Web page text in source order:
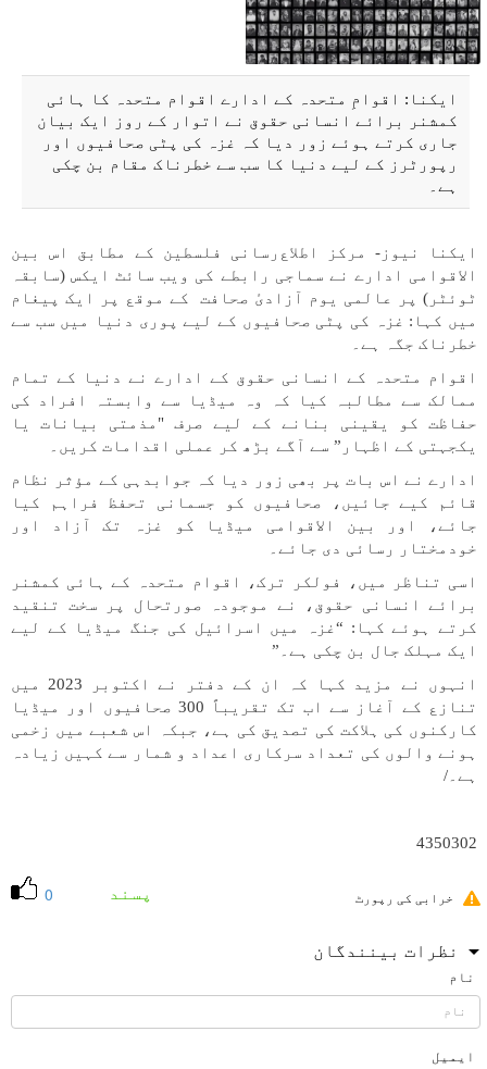
ایکنا: اقوامِ متحدہ کے ادارے اقوام متحدہ کا ہائی
کمشنر برائے انسانی حقوق نے اتوار کے روز ایک بیان
جاری کرتے ہوئے زور دیا کہ غزہ کی پٹی صحافیوں اور
رپورٹرز کے لیے دنیا کا سب سے خطرناک مقام بن چکی
ہے۔
ایکنا نیوز- مرکز اطلاع‌رسانی فلسطین کے مطابق اس بین
الاقوامی ادارے نے سماجی رابطے کی ویب سائٹ ایکس (سابقہ
ٹوئٹر) پر عالمی یوم آزادیٔ صحافت کے موقع پر ایک پیغام
میں کہا: غزہ کی پٹی صحافیوں کے لیے پوری دنیا میں سب سے
خطرناک جگہ ہے۔
اقوام متحدہ کے انسانی حقوق کے ادارے نے دنیا کے تمام
ممالک سے مطالبہ کیا کہ وہ میڈیا سے وابستہ افراد کی
حفاظت کو یقینی بنانے کے لیے صرف "مذمتی بیانات یا
یکجہتی کے اظہار” سے آگے بڑھ کر عملی اقدامات کریں۔
ادارے نے اس بات پر بھی زور دیا کہ جوابدہی کے مؤثر نظام
قائم کیے جائیں، صحافیوں کو جسمانی تحفظ فراہم کیا
جائے، اور بین الاقوامی میڈیا کو غزہ تک آزاد اور
خودمختار رسائی دی جائے۔
اسی تناظر میں، فولکر ترک، اقوام متحدہ کے ہائی کمشنر
برائے انسانی حقوق، نے موجودہ صورتحال پر سخت تنقید
کرتے ہوئے کہا: “غزہ میں اسرائیل کی جنگ میڈیا کے لیے
ایک مہلک جال بن چکی ہے۔”
انہوں نے مزید کہا کہ ان کے دفتر نے اکتوبر 2023 میں
تنازع کے آغاز سے اب تک تقریباً 300 صحافیوں اور میڈیا
کارکنوں کی ہلاکت کی تصدیق کی ہے، جبکہ اس شعبے میں زخمی
ہونے والوں کی تعداد سرکاری اعداد و شمار سے کہیں زیادہ
ہے۔/
4350302
0 پسند خرابی کی رپورٹ
نظرات بینندگان
نام
ایمیل